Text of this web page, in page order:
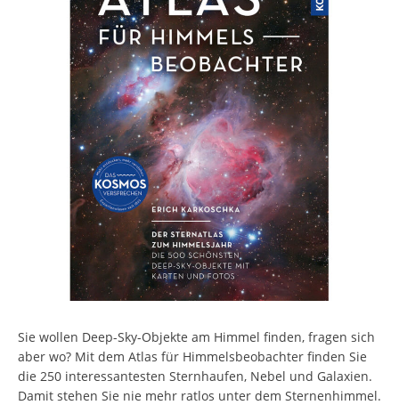
Sie wollen Deep-Sky-Objekte am Himmel finden, fragen sich
aber wo? Mit dem Atlas für Himmelsbeobachter finden Sie
die 250 interessantesten Sternhaufen, Nebel und Galaxien.
Damit stehen Sie nie mehr ratlos unter dem Sternenhimmel.